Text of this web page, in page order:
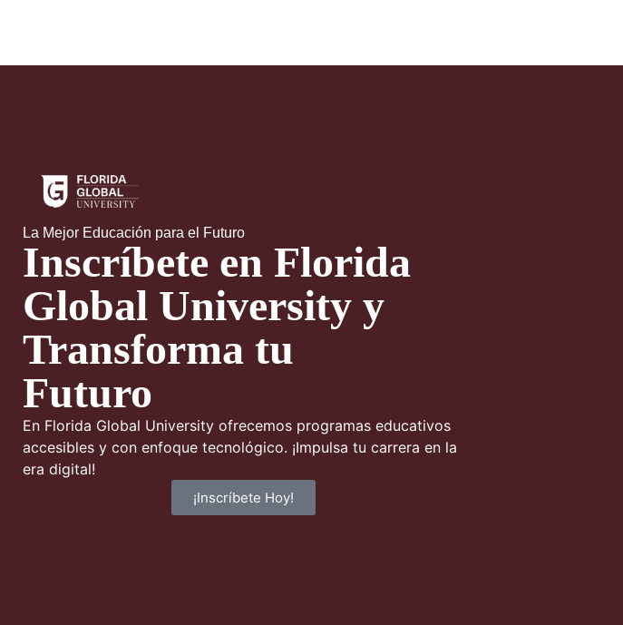
La Mejor Educación para el Futuro
Inscríbete en Florida
Global University y
Transforma tu
Futuro
En Florida Global University ofrecemos programas educativos
accesibles y con enfoque tecnológico. ¡Impulsa tu carrera en la
era digital!
¡Inscríbete Hoy!